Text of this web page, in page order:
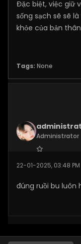
Đặc biệt, việc giữ
sống sạch sẽ sẽ
khỏe của bản
Tags: None
Administrator
Posts:520
22-01-2025, 03:48 PM
đúng ruồi bu luôn